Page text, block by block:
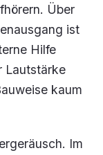
Über
ist
Hilfe
Lautstärke
kaum
Im